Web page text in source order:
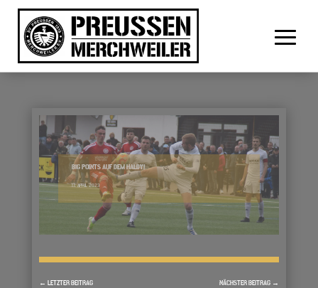
BIG POINTS AUF DEM HALDY!
17. APRIL 2023
← LETZTER BEITRAG NÄCHSTER BEITRAG →